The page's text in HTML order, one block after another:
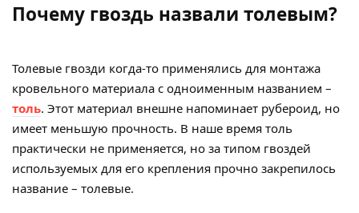
Почему гвоздь назвали толевым?
Толевые гвозди когда-то применялись для монтажа
кровельного материала с одноименным названием –
толь. Этот материал внешне напоминает рубероид, но
имеет меньшую прочность. В наше время толь
практически не применяется, но за типом гвоздей
используемых для его крепления прочно закрепилось
название – толевые.